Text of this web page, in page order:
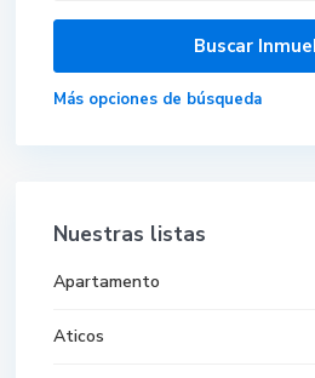
Más opciones de búsqueda
Nuestras listas
Apartamento
Aticos